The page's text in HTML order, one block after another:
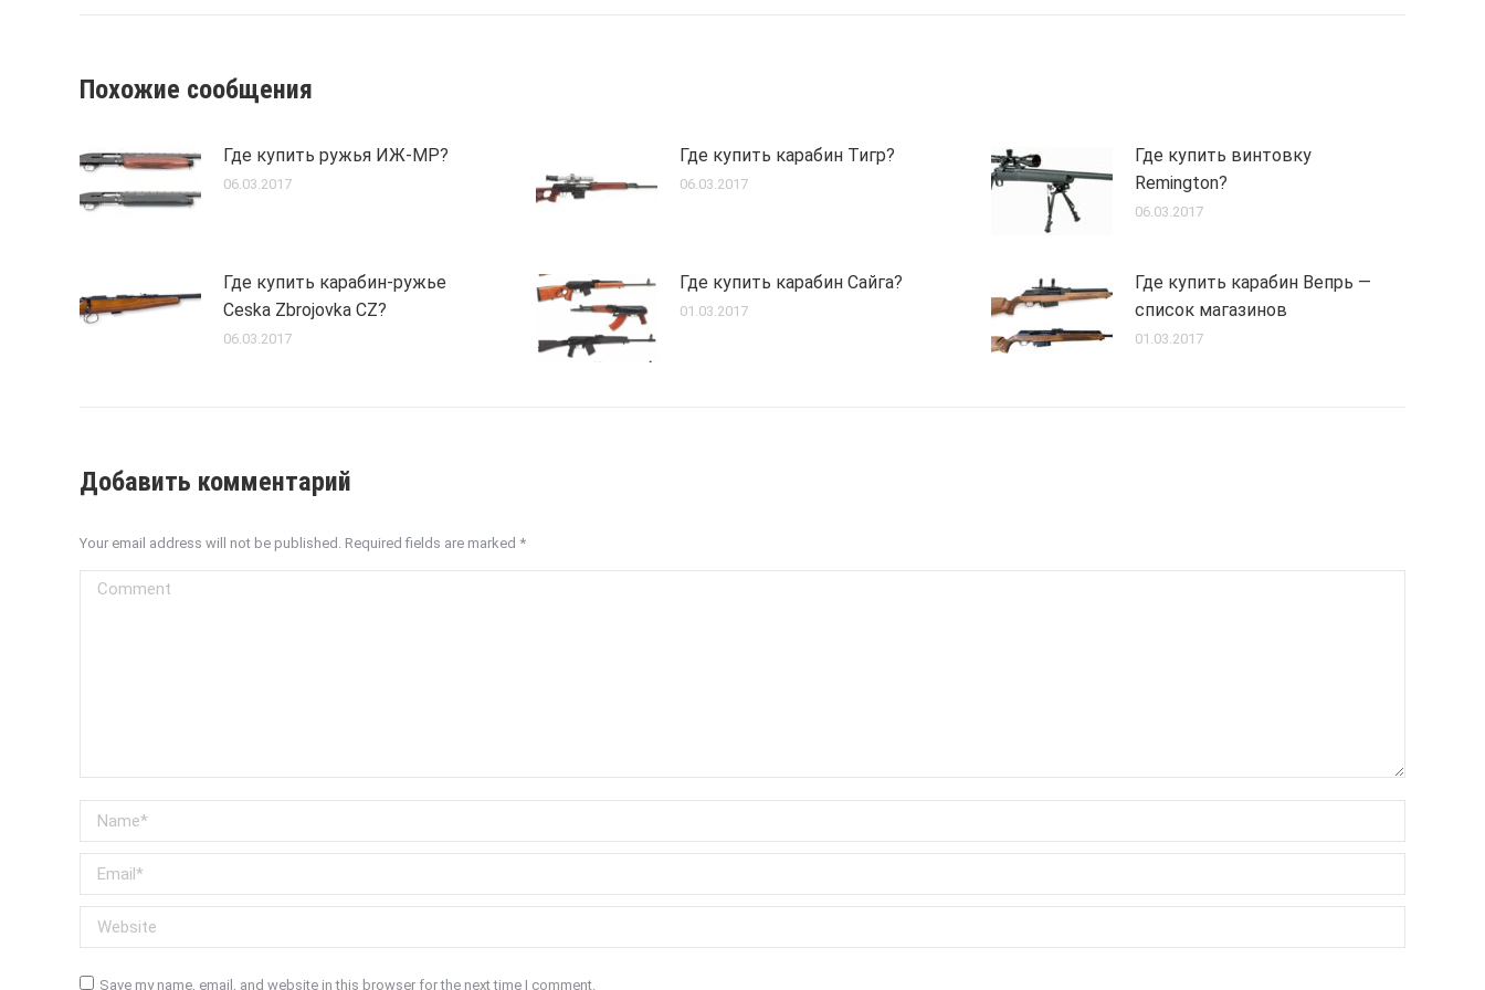
Похожие сообщения
Где купить ружья ИЖ-МР?
06.03.2017
Где купить карабин Тигр?
06.03.2017
Где купить винтовку
Remington?
06.03.2017
Где купить карабин-ружье
Ceska Zbrojovka CZ?
06.03.2017
Где купить карабин Сайга?
01.03.2017
Где купить карабин Вепрь —
список магазинов
01.03.2017
Добавить комментарий
Your email address will not be published. Required fields are marked *
Comment
Name *
Email *
Website
Save my name, email, and website in this browser for the next time I comment.